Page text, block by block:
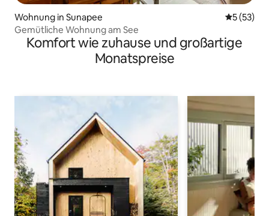
Wohnung in Sunapee
5 (53)
Gemütliche Wohnung am See
Komfort wie zuhause und großartige
Monatspreise